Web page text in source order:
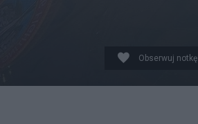
Obserwuj notkę